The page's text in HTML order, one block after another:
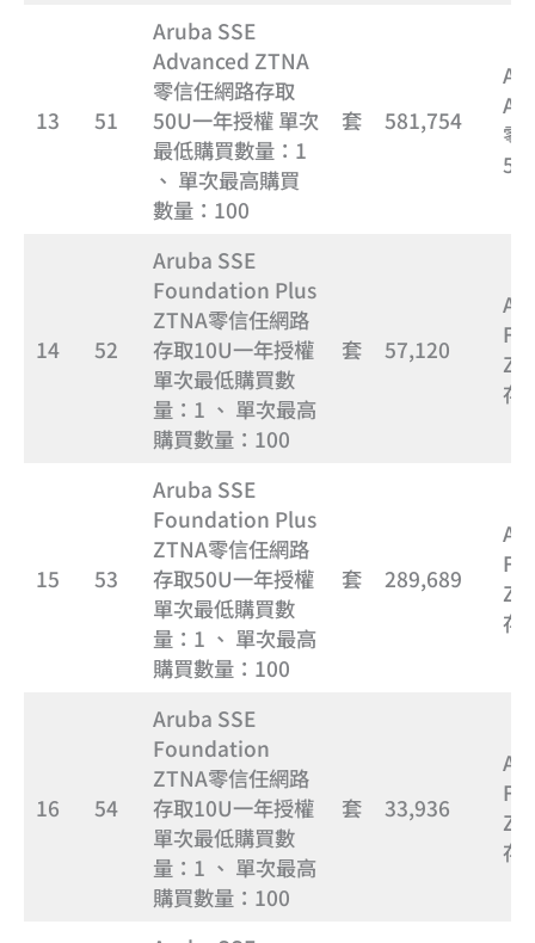
13 51
Aruba SSE
Advanced ZTNA
零信任網路存取
50U一年授權 單次
最低購買數量：1
、 單次最高購買
數量：100
套 581,754
零
14 52
Aruba SSE
Foundation Plus
ZTNA零信任網路
存取10U一年授權
單次最低購買數
量：1 、 單次最高
購買數量：100
套 57,120
存
15 53
Aruba SSE
Foundation Plus
ZTNA零信任網路
存取50U一年授權
單次最低購買數
量：1 、 單次最高
購買數量：100
套 289,689
存
16 54
Aruba SSE
Foundation
ZTNA零信任網路
存取10U一年授權
單次最低購買數
量：1 、 單次最高
購買數量：100
套 33,936
存